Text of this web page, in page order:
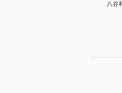
八谷